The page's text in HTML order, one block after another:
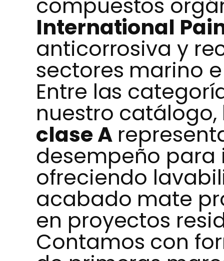
International
anticorrosiva y
sectores marino
Entre las
nuestro
clase A
desempeño para
ofreciendo
acabado mate
en proyectos
Contamos con